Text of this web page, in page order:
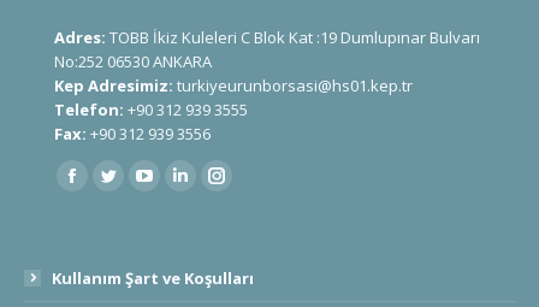
Adres: TOBB İkiz Kuleleri C Blok Kat :19 Dumlupınar Bulvarı
No:252 06530 ANKARA
Kep Adresimiz: turkiyeurunborsasi@hs01.kep.tr
Telefon: +90 312 939 3555
Fax: +90 312 939 3556
Find us on:
Kullanım Şart ve Koşulları